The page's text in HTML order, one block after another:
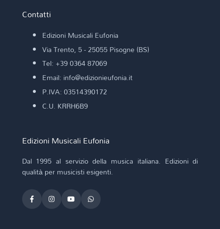
Contatti
Edizioni Musicali Eufonia
Via Trento, 5 - 25055 Pisogne (BS)
Tel: +39 0364 87069
Email: info@edizionieufonia.it
P.IVA: 03514390172
C.U. KRRH6B9
Edizioni Musicali Eufonia
Dal 1995 al servizio della musica italiana. Edizioni di
qualità per musicisti esigenti.